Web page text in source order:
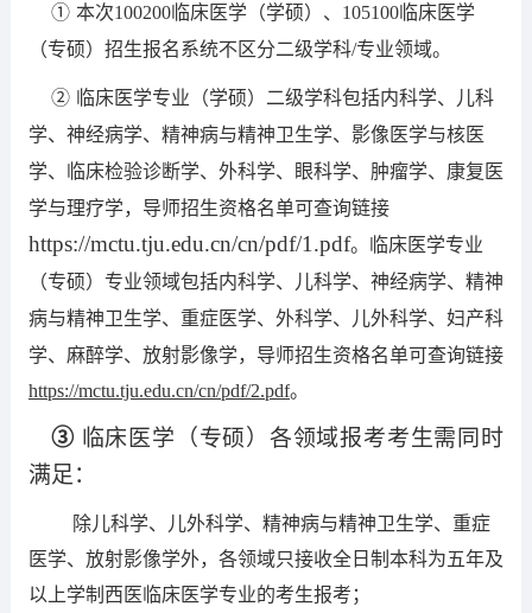
① 本次100200临床医学（学硕）、105100临床医学
（专硕）招生报名系统不区分二级学科/专业领域。
② 临床医学专业（学硕）二级学科包括内科学、儿科
学、神经病学、精神病与精神卫生学、影像医学与核医
学、临床检验诊断学、外科学、眼科学、肿瘤学、康复医
学与理疗学，导师招生资格名单可查询链接
https://mctu.tju.edu.cn/cn/pdf/1.pdf。临床医学专业
（专硕）专业领域包括内科学、儿科学、神经病学、精神
病与精神卫生学、重症医学、外科学、儿外科学、妇产科
学、麻醉学、放射影像学，导师招生资格名单可查询链接
https://mctu.tju.edu.cn/cn/pdf/2.pdf。
③ 临床医学（专硕）各领域报考考生需同时
满足：
除儿科学、儿外科学、精神病与精神卫生学、重症
医学、放射影像学外，各领域只接收全日制本科为五年及
以上学制西医临床医学专业的考生报考；